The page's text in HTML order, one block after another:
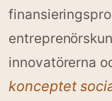
innovatörerna
konceptet